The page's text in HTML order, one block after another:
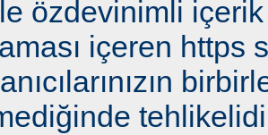
özdevinimli
içeren https